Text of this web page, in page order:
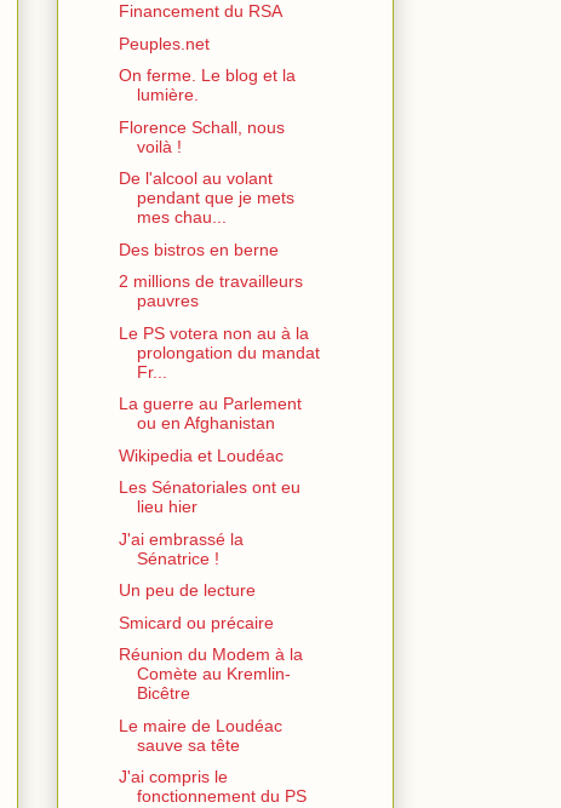
Financement du RSA
Peuples.net
On ferme. Le blog et la
lumière.
Florence Schall, nous
voilà !
De l'alcool au volant
pendant que je mets
mes chau...
Des bistros en berne
2 millions de travailleurs
pauvres
Le PS votera non au à la
prolongation du mandat
Fr...
La guerre au Parlement
ou en Afghanistan
Wikipedia et Loudéac
Les Sénatoriales ont eu
lieu hier
J'ai embrassé la
Sénatrice !
Un peu de lecture
Smicard ou précaire
Réunion du Modem à la
Comète au Kremlin-
Bicêtre
Le maire de Loudéac
sauve sa tête
J'ai compris le
fonctionnement du PS